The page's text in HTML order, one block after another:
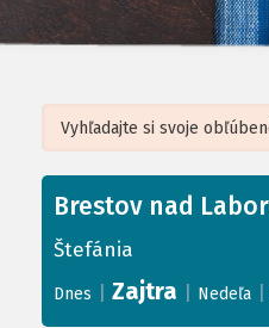
+
−
Leaflet| ©OpenStreetMap, Tiles
Brestov nad
Štefánia
Dnes Zajtra Nedeľa